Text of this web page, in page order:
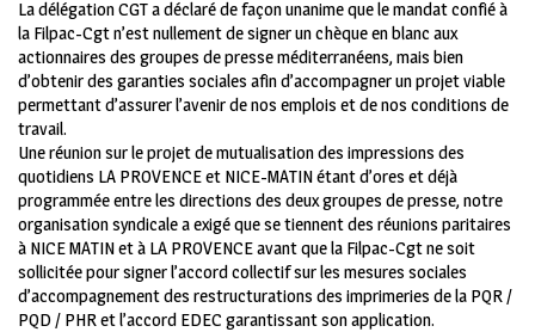
La délégation CGT a déclaré de façon unanime que le mandat confié à
la Filpac-Cgt n’est nullement de signer un chèque en blanc aux
actionnaires des groupes de presse méditerranéens, mais bien
d’obtenir des garanties sociales afin d’accompagner un projet viable
permettant d’assurer l’avenir de nos emplois et de nos conditions de
travail.
Une réunion sur le projet de mutualisation des impressions des
quotidiens LA PROVENCE et NICE-MATIN étant d’ores et déjà
programmée entre les directions des deux groupes de presse, notre
organisation syndicale a exigé que se tiennent des réunions paritaires
à NICE MATIN et à LA PROVENCE avant que la Filpac-Cgt ne soit
sollicitée pour signer l’accord collectif sur les mesures sociales
d’accompagnement des restructurations des imprimeries de la PQR /
PQD / PHR et l’accord EDEC garantissant son application.